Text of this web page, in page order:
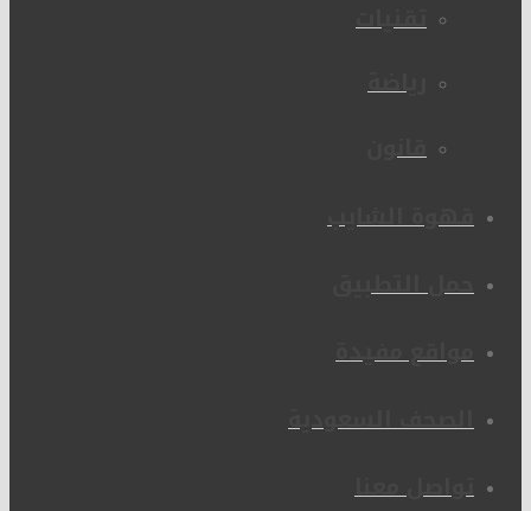
تقنيات
رياضة
قانون
قهوة الشايب
حمل التطبيق
مواقع مفيدة
الصحف السعودية
تواصل معنا